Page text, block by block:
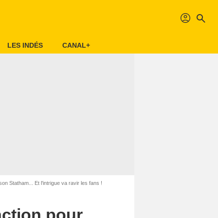
profil search
LES INDÉS CANAL+
Statham... Et l'intrigue va ravir les fans !